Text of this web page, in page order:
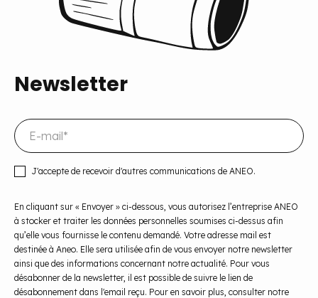
Newsletter
J'accepte de recevoir d'autres communications de ANEO.
En cliquant sur « Envoyer » ci-dessous, vous autorisez l’entreprise ANEO
à stocker et traiter les données personnelles soumises ci-dessus afin
qu’elle vous fournisse le contenu demandé. Votre adresse mail est
destinée à Aneo. Elle sera utilisée afin de vous envoyer notre newsletter
ainsi que des informations concernant notre actualité. Pour vous
désabonner de la newsletter, il est possible de suivre le lien de
désabonnement dans l'email reçu. Pour en savoir plus, consulter notre